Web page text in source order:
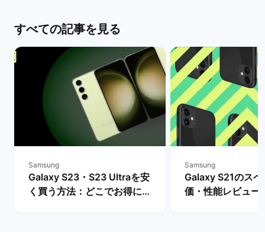
すべての記事を見る
Samsung
Galaxy S23・S23 Ultraを安
く買う方法：どこでお得に購
Samsung
Galaxy S21のスペ
価・性能レビュー